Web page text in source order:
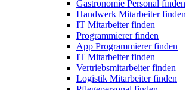
Gastronomie Personal finden
Handwerk Mitarbeiter finden
IT Mitarbeiter finden
Programmierer finden
App Programmierer finden
IT Mitarbeiter finden
Vertriebsmitarbeiter finden
Logistik Mitarbeiter finden